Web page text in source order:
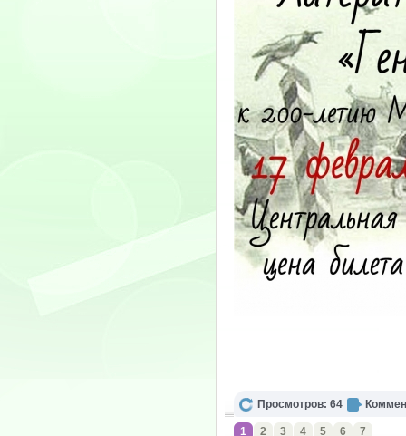
Просмотров: 64
1 2 3 4 5 6 7